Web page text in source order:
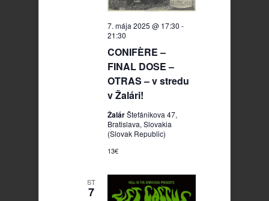
CONIFÈRE –
FINAL DOSE –
OTRAS – v stredu
v Žalári!
7. mája 2025 @ 17:30 -
21:30
ŽalárŠtefánikova 47,
Bratislava, Slovakia
(Slovak Republic)
13€
ST
7